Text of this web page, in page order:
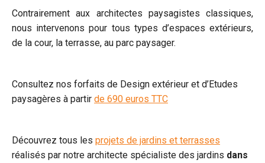
Contrairement aux architectes paysagistes classiques,
nous intervenons pour tous types d’espaces extérieurs,
de la cour, la terrasse, au parc paysager.
Consultez nos forfaits de Design extérieur et d’Etudes
paysagères à partir de 690 euros TTC
Découvrez tous les projets de jardins et terrasses
réalisés par notre architecte spécialiste des jardins dans